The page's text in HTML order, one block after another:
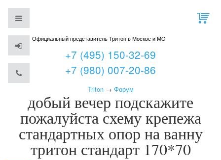
Официальный представитель Тритон в Москве и МО
+7 (495) 150-32-69
+7 (980) 007-20-86
Triton→ Форум
добый вечер подскажите
пожалуйста схему крепежа
стандартных опор на ванну
тритон стандарт 170*70